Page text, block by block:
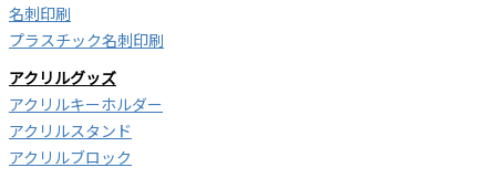
名刺印刷
プラスチック名刺印刷
アクリルグッズ
アクリルキーホルダー
アクリルスタンド
アクリルブロック